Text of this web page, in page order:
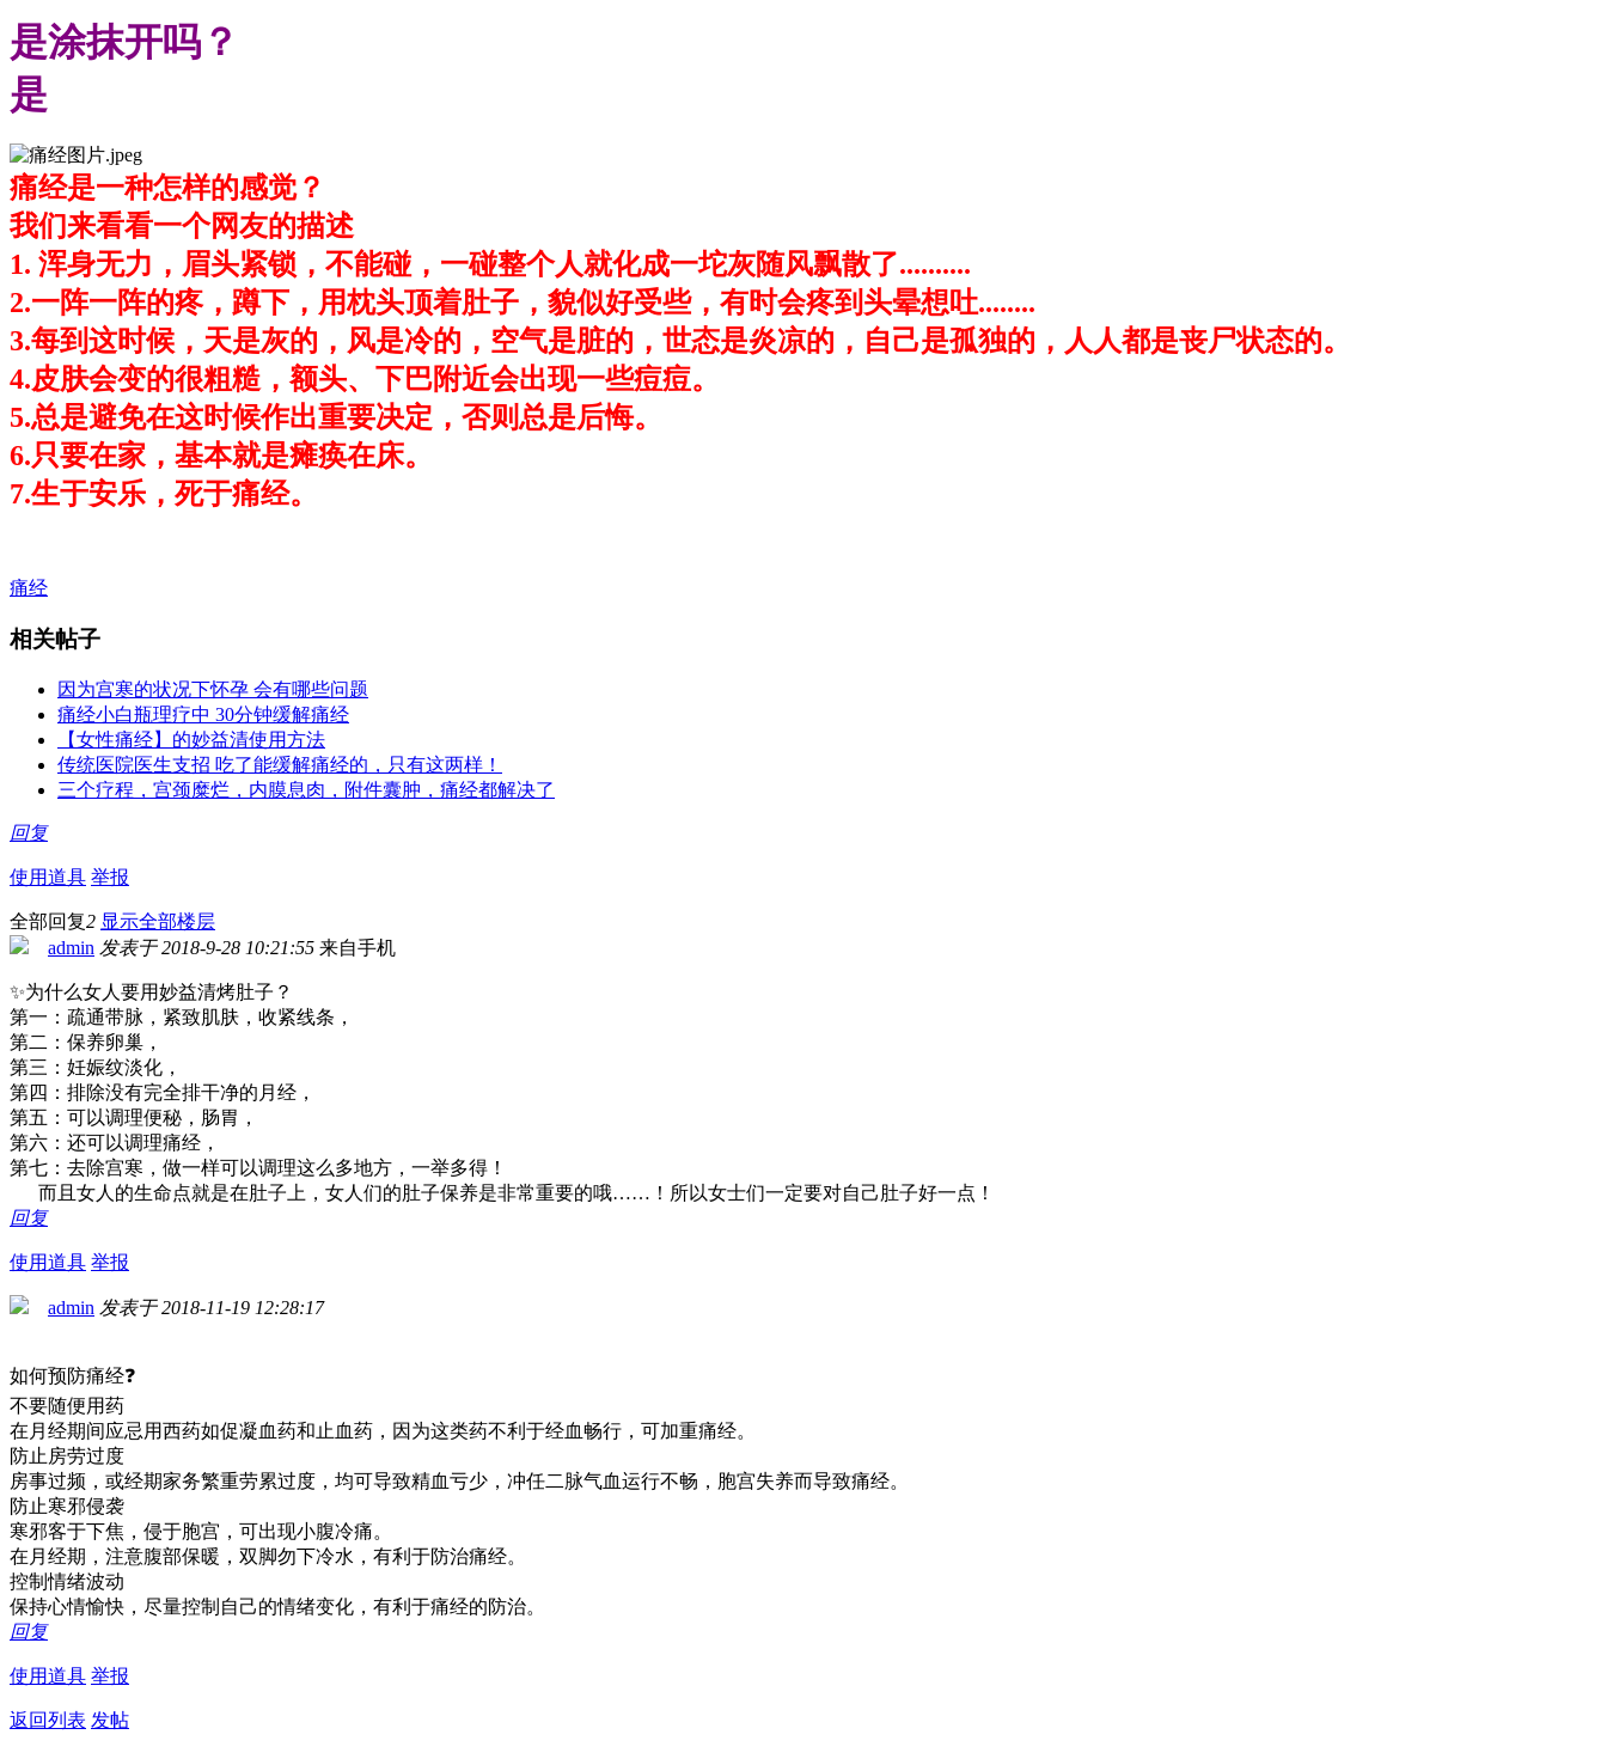
是涂抹开吗？
是
痛经是一种怎样的感觉？
我们来看看一个网友的描述
1. 浑身无力，眉头紧锁，不能碰，一碰整个人就化成一坨灰随风飘散了..........
2.一阵一阵的疼，蹲下，用枕头顶着肚子，貌似好受些，有时会疼到头晕想吐........
3.每到这时候，天是灰的，风是冷的，空气是脏的，世态是炎凉的，自己是孤独的，人人都是丧尸状态的。
4.皮肤会变的很粗糙，额头、下巴附近会出现一些痘痘。
5.总是避免在这时候作出重要决定，否则总是后悔。
6.只要在家，基本就是瘫痪在床。
7.生于安乐，死于痛经。
痛经
相关帖子
因为宫寒的状况下怀孕 会有哪些问题
痛经小白瓶理疗中 30分钟缓解痛经
【女性痛经】的妙益清使用方法
传统医院医生支招 吃了能缓解痛经的，只有这两样！
三个疗程，宫颈糜烂，内膜息肉，附件囊肿，痛经都解决了
回复
使用道具 举报
全部回复2 显示全部楼层
admin 发表于 2018-9-28 10:21:55 来自手机
✨为什么女人要用妙益清烤肚子？
第一：疏通带脉，紧致肌肤，收紧线条，
第二：保养卵巢，
第三：妊娠纹淡化，
第四：排除没有完全排干净的月经，
第五：可以调理便秘，肠胃，
第六：还可以调理痛经，
第七：去除宫寒，做一样可以调理这么多地方，一举多得！
而且女人的生命点就是在肚子上，女人们的肚子保养是非常重要的哦……！所以女士们一定要对自己肚子好一点！
回复
使用道具 举报
admin 发表于 2018-11-19 12:28:17
如何预防痛经❓
不要随便用药
在月经期间应忌用西药如促凝血药和止血药，因为这类药不利于经血畅行，可加重痛经。
防止房劳过度
房事过频，或经期家务繁重劳累过度，均可导致精血亏少，冲任二脉气血运行不畅，胞宫失养而导致痛经。
防止寒邪侵袭
寒邪客于下焦，侵于胞宫，可出现小腹冷痛。
在月经期，注意腹部保暖，双脚勿下冷水，有利于防治痛经。
控制情绪波动
保持心情愉快，尽量控制自己的情绪变化，有利于痛经的防治。
回复
使用道具 举报
返回列表 发帖